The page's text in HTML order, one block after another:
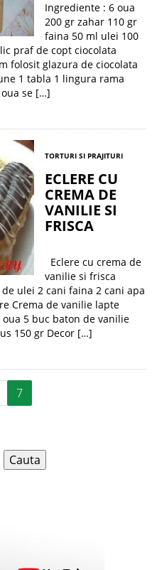
Ingrediente : 6 oua
200 gr zahar 110 gr
faina 50 ml ulei 100
praf de copt ciocolata
folosit glazura de ciocolata
1 tabla 1 lingura rama
se […]
TORTURI SI PRAJITURI
ECLERE CU
CREMA DE
VANILIE SI
FRISCA
Eclere cu crema de
vanilie si frisca
ulei 2 cani faina 2 cani apa
Crema de vanilie lapte
5 buc baton de vanilie
150 gr Decor […]
7
Cauta